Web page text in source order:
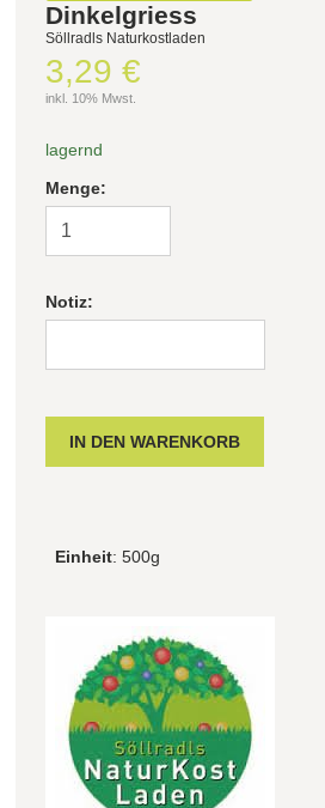
Dinkelgriess
Söllradls Naturkostladen
3,29 €
inkl. 10% Mwst.
lagernd
Menge:
Notiz:
Einheit: 500g